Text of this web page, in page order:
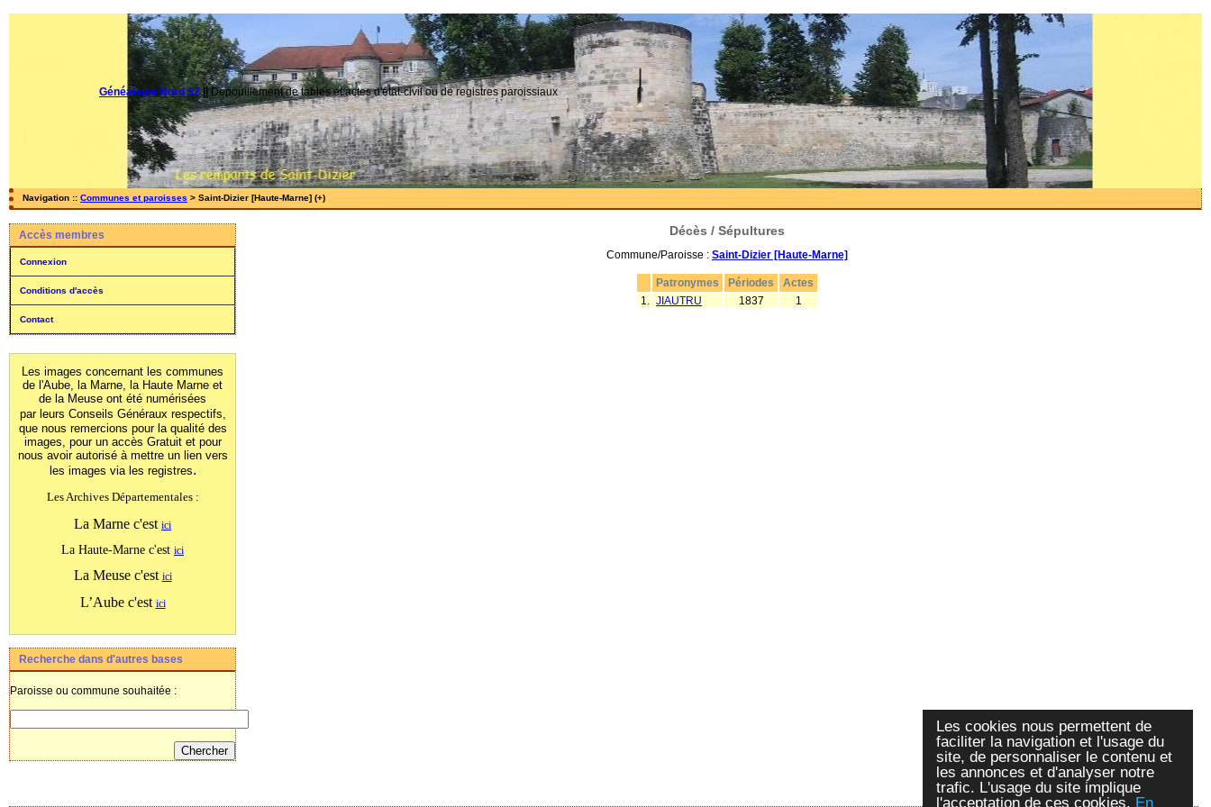
Les cookies nous permettent de
faciliter la navigation et l'usage du
site, de personnaliser le contenu et
les annonces et d'analyser notre
trafic. L'usage du site implique
l'acceptation de ces cookies. En
Généalogie Nord 52|| Dépouillement de tables et actes d'état-civil ou de registres paroissiaux
Navigation :: Communes et paroisses > Saint-Dizier [Haute-Marne] (+)
Accès membres
Connexion
Conditions d'accès
Contact
Les images concernant les communes
de l'Aube, la Marne, la Haute Marne et
de la Meuse ont été numérisées
par leurs Conseils Généraux respectifs,
que nous remercions pour la qualité des
images, pour un accès Gratuit et pour
nous avoir autorisé à mettre un lien vers
les images via les registres.
Les Archives Départementales :
La Marne c'est ici
La Haute-Marne c'est ici
La Meuse c'est ici
L’Aube c'est ici
Recherche dans d'autres bases
Paroisse ou commune souhaitée :
Décès / Sépultures
Commune/Paroisse : Saint-Dizier [Haute-Marne]
Patronymes Périodes
Actes
1. JIAUTRU 1837 1